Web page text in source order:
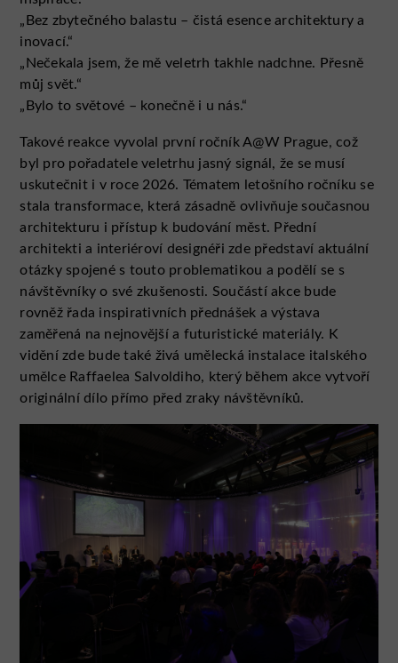
„Bez zbytečného balastu – čistá esence architektury a
inovací.“
„Nečekala jsem, že mě veletrh takhle nadchne. Přesně
můj svět.“
„Bylo to světové – konečně i u nás.“
Takové reakce vyvolal první ročník A@W Prague, což
byl pro pořadatele veletrhu jasný signál, že se musí
uskutečnit i v roce 2026. Tématem letošního ročníku se
stala transformace, která zásadně ovlivňuje současnou
architekturu i přístup k budování měst. Přední
architekti a interiéroví designéři zde představí aktuální
otázky spojené s touto problematikou a podělí se s
návštěvníky o své zkušenosti. Součástí akce bude
rovněž řada inspirativních přednášek a výstava
zaměřená na nejnovější a futuristické materiály. K
vidění zde bude také živá umělecká instalace italského
umělce Raffaelea Salvoldiho, který během akce vytvoří
originální dílo přímo před zraky návštěvníků.